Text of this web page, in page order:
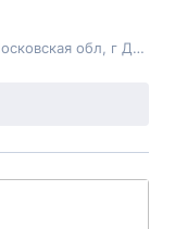
Московская область, Домодедово, Московская обл, г Домодедово, деревня Матчино, тер КП Юсупово Парк, д 538